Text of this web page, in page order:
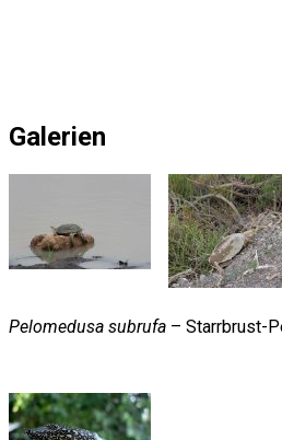
Galerien
Pelomedusa subrufa – Starrbrust-